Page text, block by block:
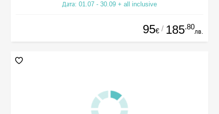
Дата: 01.07 - 30.09 + all inclusive
95€ / 185.80
лв.